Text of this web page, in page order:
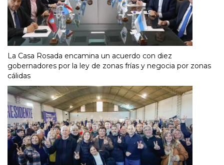
La Casa Rosada encamina un acuerdo con diez
gobernadores por la ley de zonas frías y negocia por zonas
cálidas